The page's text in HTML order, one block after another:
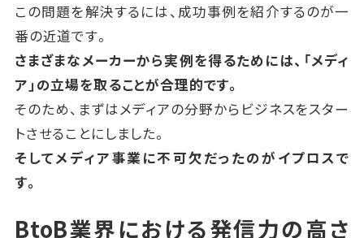
この問題を解決するには、成功事例を紹介するのが一
番の近道です。
さまざまなメーカーから実例を得るためには、「メディ
ア」の立場を取ることが合理的です。
そのため、まずはメディアの分野からビジネスをスター
トさせることにしました。
そしてメディア事業に不可欠だったのがイプロスで
す。
BtoB業界における発信力の高さ